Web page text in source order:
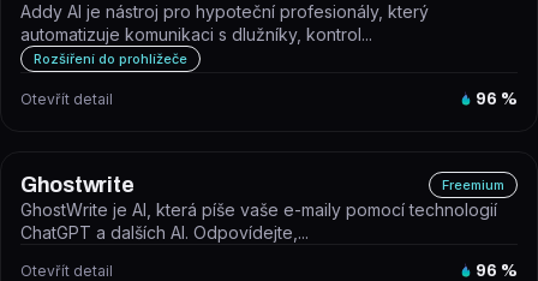
Addy AI je nástroj pro hypoteční profesionály, který
automatizuje komunikaci s dlužníky, kontrol...
Rozšíření do prohlížeče
Otevřít detail 96 %
Ghostwrite Freemium
GhostWrite je AI, která píše vaše e-maily pomocí technologií
ChatGPT a dalších AI. Odpovídejte,...
Otevřít detail 96 %